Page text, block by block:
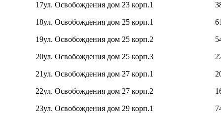
17ул. Освобождения дом 23 корп.1
18ул. Освобождения дом 25 корп.1
19ул. Освобождения дом 25 корп.2
20ул. Освобождения дом 25 корп.3
21ул. Освобождения дом 27 корп.1
22ул. Освобождения дом 27 корп.2
23ул. Освобождения дом 29 корп.1